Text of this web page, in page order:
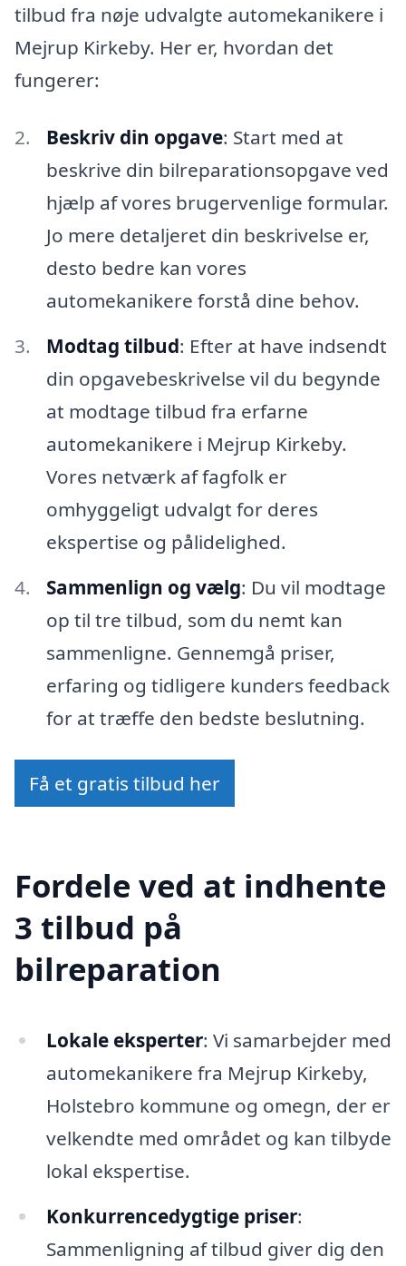
tilbud fra nøje udvalgte automekanikere i
Mejrup Kirkeby. Her er, hvordan det
fungerer:
Beskriv din opgave: Start med at
beskrive din bilreparationsopgave ved
hjælp af vores brugervenlige formular.
Jo mere detaljeret din beskrivelse er,
desto bedre kan vores
automekanikere forstå dine behov.
Modtag tilbud: Efter at have indsendt
din opgavebeskrivelse vil du begynde
at modtage tilbud fra erfarne
automekanikere i Mejrup Kirkeby.
Vores netværk af fagfolk er
omhyggeligt udvalgt for deres
ekspertise og pålidelighed.
Sammenlign og vælg: Du vil modtage
op til tre tilbud, som du nemt kan
sammenligne. Gennemgå priser,
erfaring og tidligere kunders feedback
for at træffe den bedste beslutning.
Få et gratis tilbud her
Fordele ved at indhente
3 tilbud på
bilreparation
Lokale eksperter: Vi samarbejder med
automekanikere fra Mejrup Kirkeby,
Holstebro kommune og omegn, der er
velkendte med området og kan tilbyde
lokal ekspertise.
Konkurrencedygtige priser:
Sammenligning af tilbud giver dig den